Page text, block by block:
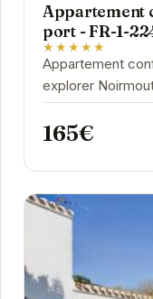
Appartement
port - FR-1-
★★★★★
Appartement
explorer
atout majeur.
165€